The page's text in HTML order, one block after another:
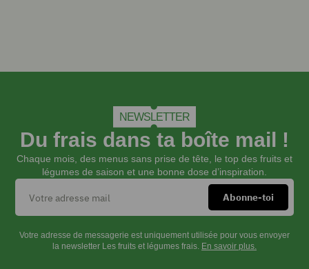
la
mixer
à
nouveau
l’obtention
d’une
bien
NEWSLETTER
Du frais dans ta boîte mail !
Chaque mois, des menus sans prise de tête, le top des fruits et
légumes de saison et une bonne dose d’inspiration.
Votre adresse de messagerie est uniquement utilisée pour vous envoyer
la newsletter Les fruits et légumes frais. En savoir plus.